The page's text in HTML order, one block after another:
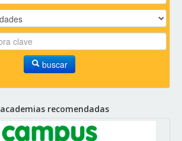
buscar
academias recomendadas